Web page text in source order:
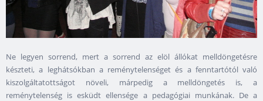
Ne legyen sorrend, mert a sorrend az elöl állókat melldöngetésre
készteti, a leghátsókban a reménytelenséget és a fenntartótól való
kiszolgáltatottságot növeli, márpedig a melldöngetés is, a
reménytelenség is esküdt ellensége a pedagógiai munkának. De a